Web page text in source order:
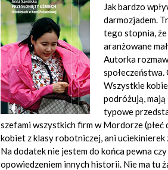
Jak bardzo
darmozjadem.
tego stopnia,
aranżowane
Autorka
Wszystkie
podróżują,
typowe
szefami wszystkich firm w Mordorze
kobiet z klasy robotniczej, ani uciekinierek
Na dodatek nie jestem do końca pewna
opowiedzeniem innych historii. Nie ma tu